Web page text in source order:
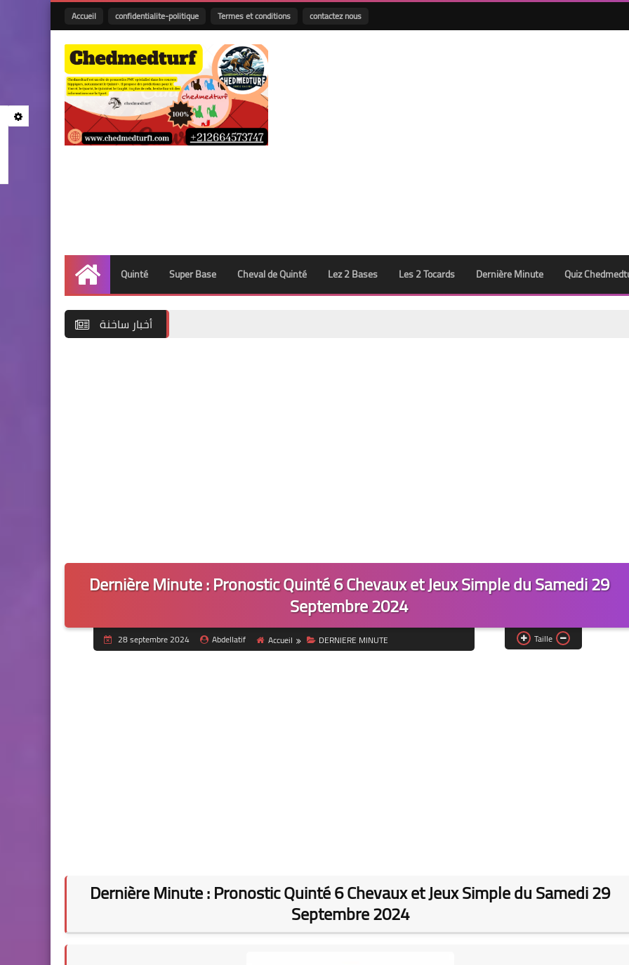
Accueil confidentialite-politique Termes et conditions contactez nous
Accueil
Quinté Super Base Cheval de Quinté Lez 2 Bases Les 2 Tocards Dernière Minute Quiz
أخبار ساخنة
Dernière Minute : Pronostic Quinté 6 Chevaux et Jeux Simple du Samedi 29
Septembre 2024
28 septembre 2024 Abdellatif Accueil DERNIERE MINUTE Taille
Dernière Minute : Pronostic Quinté 6 Chevaux et Jeux Simple du Samedi 29
Septembre 2024